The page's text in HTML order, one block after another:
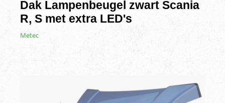
Dak Lampenbeugel zwart Scania
R, S met extra LED's
Metec